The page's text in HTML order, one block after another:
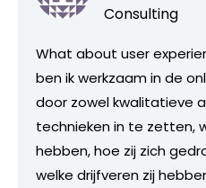
Consulting
What about user
ben ik werkzaam in de
door zowel kwalitatieve
technieken in te zetten,
hebben, hoe zij zich
welke drijfveren zij